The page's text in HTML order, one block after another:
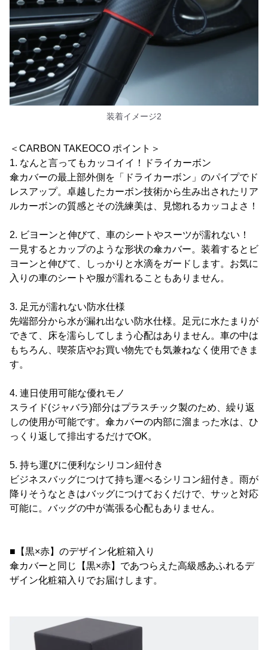
装着イメージ2
＜CARBON TAKEOCO ポイント＞
1. なんと言ってもカッコイイ！ドライカーボン
傘カバーの最上部外側を「ドライカーボン」のパイプでド
レスアップ。卓越したカーボン技術から生み出されたリア
ルカーボンの質感とその洗練美は、見惚れるカッコよさ！
2. ビヨーンと伸びて、車のシートやスーツが濡れない！
一見するとカップのような形状の傘カバー。装着するとビ
ヨーンと伸びて、しっかりと水滴をガードします。お気に
入りの車のシートや服が濡れることもありません。
3. 足元が濡れない防水仕様
先端部分から水が漏れ出ない防水仕様。足元に水たまりが
できて、床を濡らしてしまう心配はありません。車の中は
もちろん、喫茶店やお買い物先でも気兼ねなく使用できま
す。
4. 連日使用可能な優れモノ
スライド(ジャバラ)部分はプラスチック製のため、繰り返
しの使用が可能です。傘カバーの内部に溜まった水は、ひ
っくり返して排出するだけでOK。
5. 持ち運びに便利なシリコン紐付き
ビジネスバッグにつけて持ち運べるシリコン紐付き。雨が
降りそうなときはバッグにつけておくだけで、サッと対応
可能に。バッグの中が嵩張る心配もありません。
■【黒×赤】のデザイン化粧箱入り
傘カバーと同じ【黒×赤】であつらえた高級感あふれるデ
ザイン化粧箱入りでお届けします。